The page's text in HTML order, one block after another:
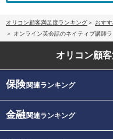
オリコン顧客満足度ランキング おす
オンライン英会話のネイティブ講師
オリコン顧
保険関連ランキング
金融関連ランキング